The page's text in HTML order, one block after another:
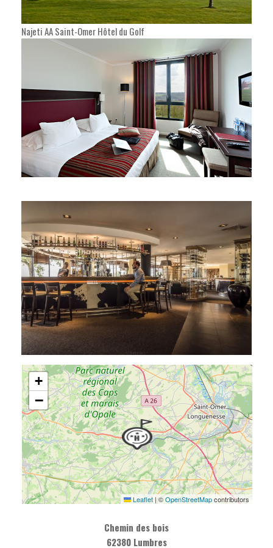
Najeti AA Saint-Omer Hôtel du Golf
+
−
Leaflet|©OpenStreetMapcontributors
Chemin des bois
62380 Lumbres